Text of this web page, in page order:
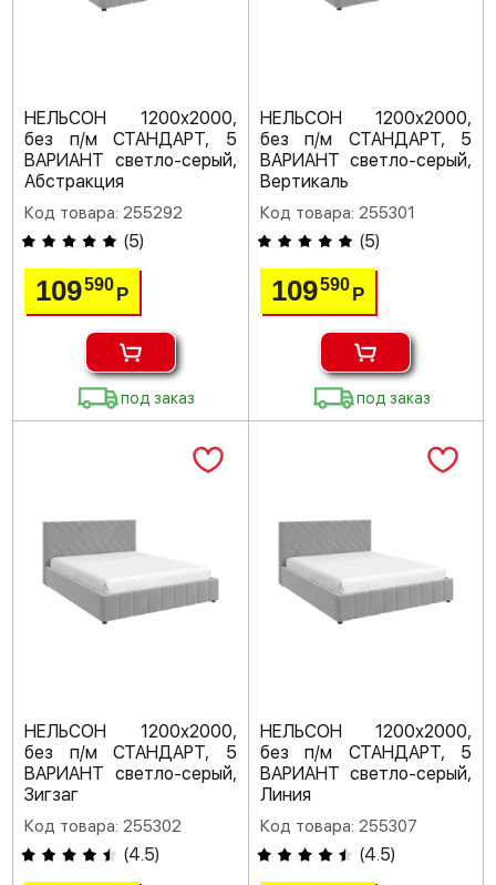
НЕЛЬСОН 1200х2000,
без п/м СТАНДАРТ, 5
ВАРИАНТ светло-серый,
Абстракция
Код товара: 255292
(5)
109590Р
под заказ
НЕЛЬСОН 1200х2000,
без п/м СТАНДАРТ, 5
ВАРИАНТ светло-серый,
Вертикаль
Код товара: 255301
(5)
109590 Р
под заказ
НЕЛЬСОН 1200х2000,
без п/м СТАНДАРТ, 5
ВАРИАНТ светло-серый,
Зигзаг
Код товара: 255302
(4.5)
НЕЛЬСОН 1200х2000,
без п/м СТАНДАРТ, 5
ВАРИАНТ светло-серый,
Линия
Код товара: 255307
(4.5)